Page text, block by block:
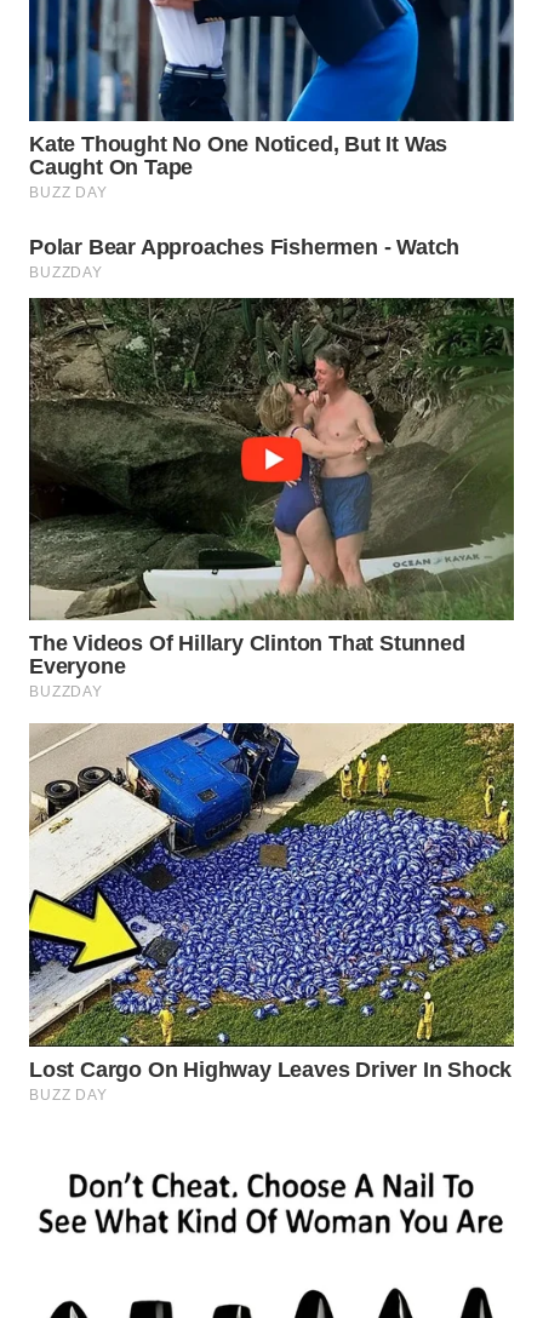
WN
SAMOSIR
WN
PADANG
LAWAS
SUMEDANG
WN
CIANJUR
WN
KEPULAUAN
SERIBU
WN
TANGERANG
WN
BINJAI
CIREBON
WN
INDRAMAYU
WN
KUNINGAN
WN
MAJALENGKA
WN
SUBANG
SUKABUMI